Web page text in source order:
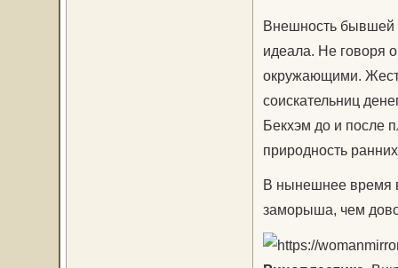
Внешность бывшей
идеала. Не говоря
окружающими.
соискательниц
Бекхэм до и после
природность
В нынешнее время
заморыша, чем